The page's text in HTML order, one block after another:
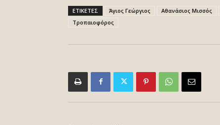
ΕΤΙΚΕΤΕΣ Άγιος Γεώργιος Αθανάσιος Μισσός
Τροπαιοφόρος